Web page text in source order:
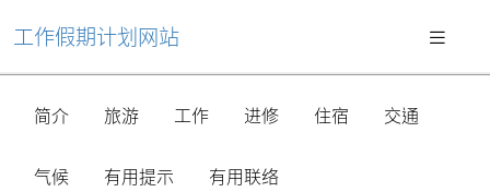
工作假期计划网站
简介 旅游 工作 进修 住宿 交通
气候 有用提示 有用联络